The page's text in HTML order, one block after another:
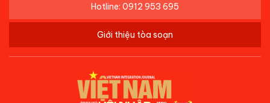
Hotline: 0912 953 695
Giới thiệu tòa soạn